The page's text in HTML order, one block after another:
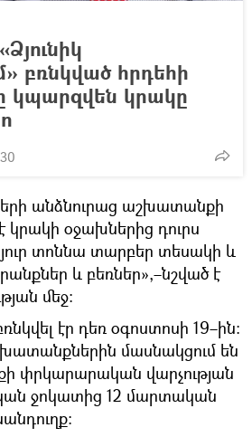
բռնկված հրդեհի
կրակը
անձնուրաց աշխատանքի
կրակի օջախներից դուրս
տոննա տարբեր տեսակի և
և բեռներ»,–նշված է
մեջ։
էր դեռ օգոստոսի 19–ին։
մասնակցում են
փրկարարական վարչության
ջոկատից 12 մարտական